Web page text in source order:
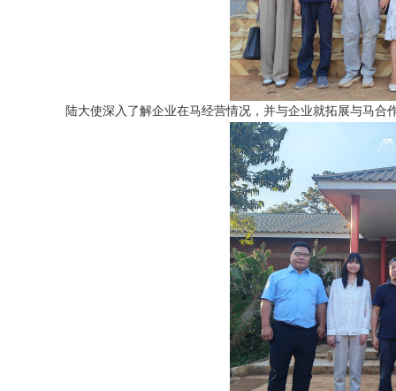
陆大使深入了解企业在马经营情况，并与企业就拓展与马合